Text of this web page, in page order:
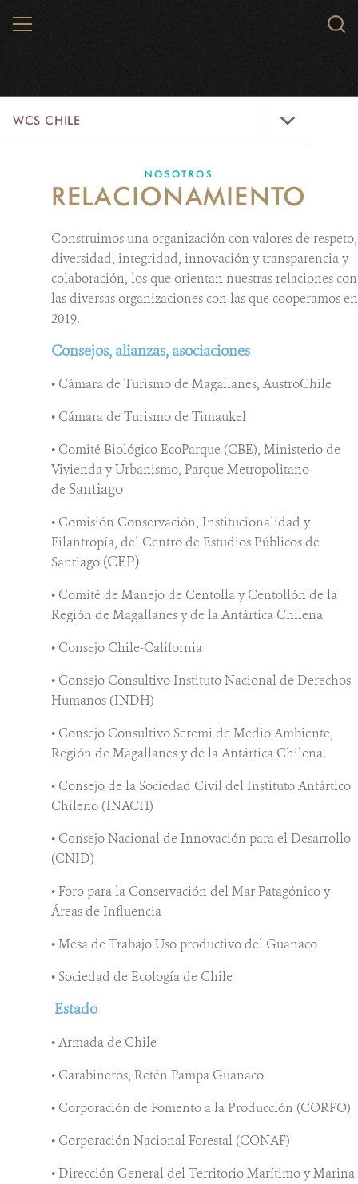
MENU
WCS CHILE
INICIO
NOTICIAS
PAISAJES
PARQUE KARUKINKA
SOLUCIONES
NOSOTROS
DONA
NOSOTROS
RELACIONAMIENTO
Construimos una organización con valores de respeto,
diversidad, integridad, innovación y transparencia y
colaboración, los que orientan nuestras relaciones con
las diversas organizaciones con las que cooperamos en
2019.
Consejos, alianzas, asociaciones
• Cámara de Turismo de Magallanes, AustroChile
• Cámara de Turismo de Timaukel
• Comité Biológico EcoParque (CBE), Ministerio de
Vivienda y Urbanismo, Parque Metropolitano
de Santiago
• Comisión Conservación, Institucionalidad y
Filantropía, del Centro de Estudios Públicos de
Santiago (CEP)
• Comité de Manejo de Centolla y Centollón de la
Región de Magallanes y de la Antártica Chilena
• Consejo Chile-California
• Consejo Consultivo Instituto Nacional de Derechos
Humanos (INDH)
• Consejo Consultivo Seremi de Medio Ambiente,
Región de Magallanes y de la Antártica Chilena.
• Consejo de la Sociedad Civil del Instituto Antártico
Chileno (INACH)
• Consejo Nacional de Innovación para el Desarrollo
(CNID)
• Foro para la Conservación del Mar Patagónico y
Áreas de Influencia
• Mesa de Trabajo Uso productivo del Guanaco
• Sociedad de Ecología de Chile
Estado
• Armada de Chile
• Carabineros, Retén Pampa Guanaco
• Corporación de Fomento a la Producción (CORFO)
• Corporación Nacional Forestal (CONAF)
• Dirección General del Territorio Marítimo y Marina